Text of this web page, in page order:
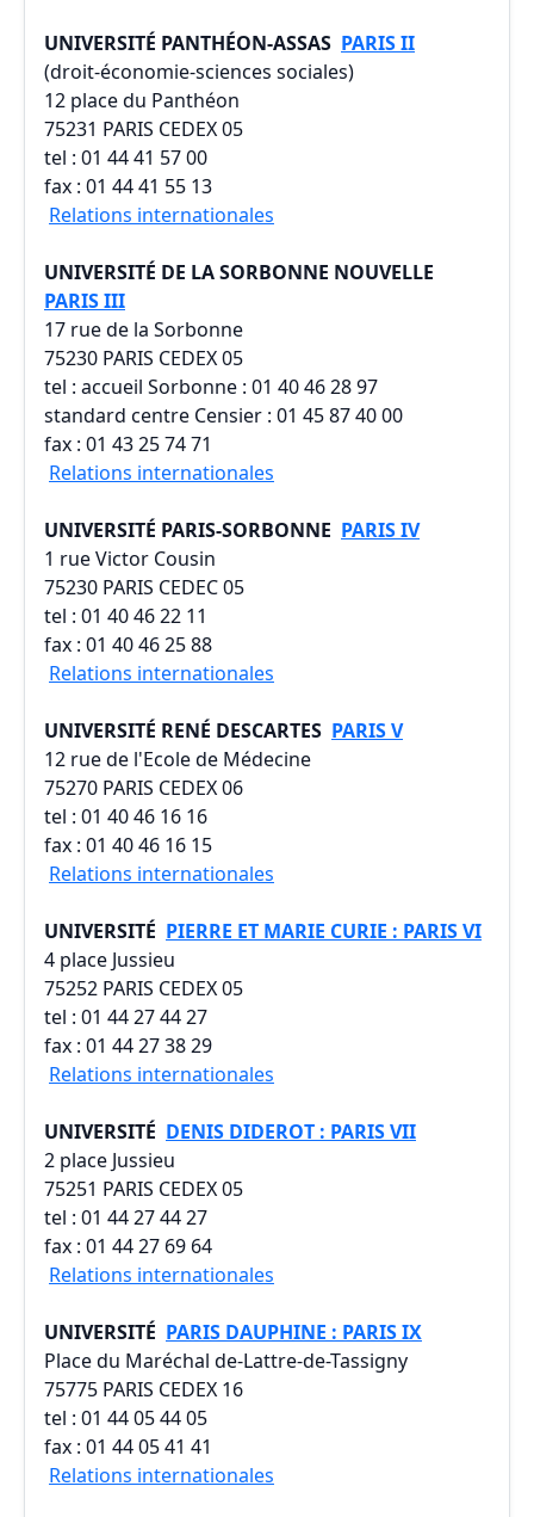
UNIVERSITÉ PANTHÉON-ASSAS PARIS II
(droit-économie-sciences sociales)
12 place du Panthéon
75231 PARIS CEDEX 05
tel : 01 44 41 57 00
fax : 01 44 41 55 13
Relations internationales
UNIVERSITÉ DE LA SORBONNE NOUVELLE
PARIS III
17 rue de la Sorbonne
75230 PARIS CEDEX 05
tel : accueil Sorbonne : 01 40 46 28 97
standard centre Censier : 01 45 87 40 00
fax : 01 43 25 74 71
Relations internationales
UNIVERSITÉ PARIS-SORBONNE PARIS IV
1 rue Victor Cousin
75230 PARIS CEDEC 05
tel : 01 40 46 22 11
fax : 01 40 46 25 88
Relations internationales
UNIVERSITÉ RENÉ DESCARTES PARIS V
12 rue de l'Ecole de Médecine
75270 PARIS CEDEX 06
tel : 01 40 46 16 16
fax : 01 40 46 16 15
Relations internationales
UNIVERSITÉ PIERRE ET MARIE CURIE : PARIS VI
4 place Jussieu
75252 PARIS CEDEX 05
tel : 01 44 27 44 27
fax : 01 44 27 38 29
Relations internationales
UNIVERSITÉ DENIS DIDEROT : PARIS VII
2 place Jussieu
75251 PARIS CEDEX 05
tel : 01 44 27 44 27
fax : 01 44 27 69 64
Relations internationales
UNIVERSITÉ PARIS DAUPHINE : PARIS IX
Place du Maréchal de-Lattre-de-Tassigny
75775 PARIS CEDEX 16
tel : 01 44 05 44 05
fax : 01 44 05 41 41
Relations internationales